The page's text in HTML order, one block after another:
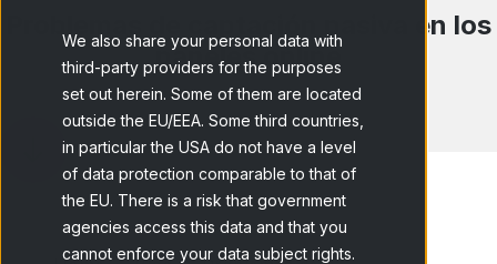
We also share your personal data with
third-party providers for the purposes
set out herein. Some of them are located
outside the EU/EEA. Some third countries,
in particular the USA do not have a level
of data protection comparable to that of
the EU. There is a risk that government
agencies access this data and that you
cannot enforce your data subject rights.
Problemas de captación pasiva en los
páneles online